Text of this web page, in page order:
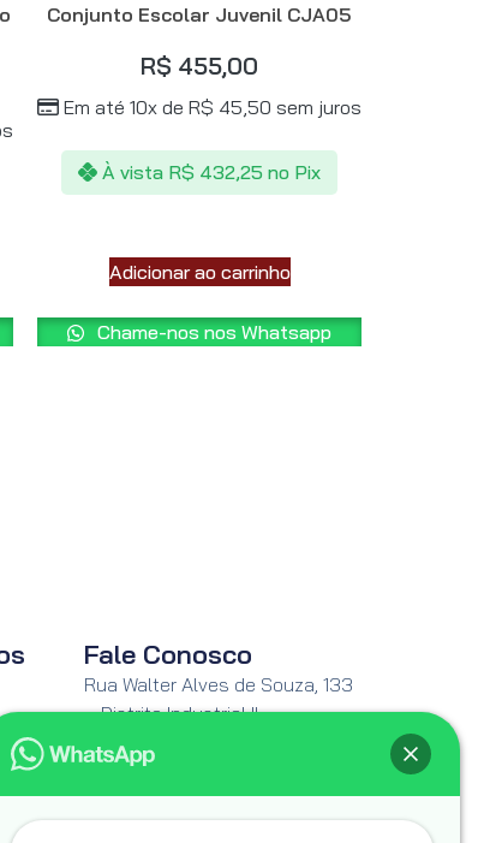
Conjunto Escolar Juvenil CJA05
R$ 455,00
Em até 10x de R$ 45,50 sem juros
À vista R$ 432,25 no Pix
Adicionar ao carrinho
Chame-nos nos Whatsapp
Fale Conosco
Rua Walter Alves de Souza, 133
– Distrito Industrial II –
Garça/SP.